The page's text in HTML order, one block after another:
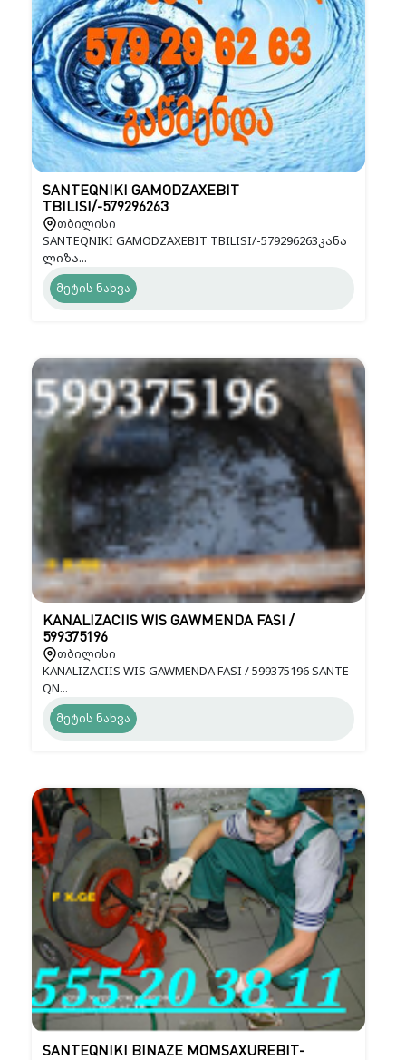
SANTEQNIKI GAMODZAXEBIT
TBILISI/-579296263
თბილისი
SANTEQNIKI GAMODZAXEBIT TBILISI/-579296263კანა
ლიზა...
მეტის ნახვა
KANALIZACIIS WIS GAWMENDA FASI /
599375196
თბილისი
KANALIZACIIS WIS GAWMENDA FASI / 599375196 SANTE
QN...
მეტის ნახვა
SANTEQNIKI BINAZE MOMSAXUREBIT-